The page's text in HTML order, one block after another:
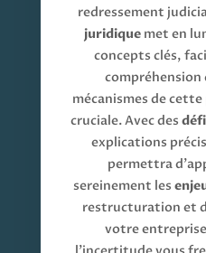
redressement
juridique met en
concepts clés,
compréhension
mécanismes de
cruciale. Avec des
explications
permettra
sereinement les
restructuration et
votre